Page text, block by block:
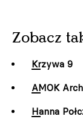
Zobacz
Krzywa 9
AMOK
Hanna